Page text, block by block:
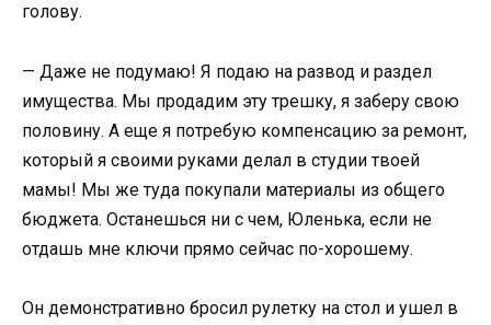
голову.
— Даже не подумаю! Я подаю на развод и раздел
имущества. Мы продадим эту трешку, я заберу свою
половину. А еще я потребую компенсацию за ремонт,
который я своими руками делал в студии твоей
мамы! Мы же туда покупали материалы из общего
бюджета. Останешься ни с чем, Юленька, если не
отдашь мне ключи прямо сейчас по-хорошему.
Он демонстративно бросил рулетку на стол и ушел в